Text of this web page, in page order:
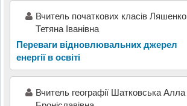
Вчитель початкових класів Ляшенко
Тетяна Іванівна
Переваги відновлювальних джерел
енергії в освіті
Вчитель географії Шатковська Алла